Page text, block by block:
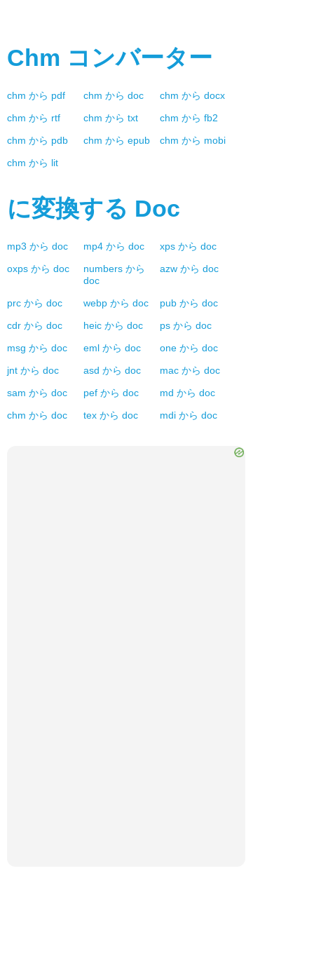
Chm コンバーター
chm から pdf chm から doc chm から docx
chm から rtf chm から txt chm から fb2
chm から pdb chm から epub chm から mobi
chm から lit
に変換する Doc
mp3 から doc mp4 から doc xps から doc
oxps から doc numbers から
doc
azw から doc
prc から doc webp から doc pub から doc
cdr から doc heic から doc ps から doc
msg から doc eml から doc one から doc
jnt から doc asd から doc mac から doc
sam から doc pef から doc md から doc
chm から doc tex から doc mdi から doc